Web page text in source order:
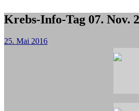
Krebs-Info-Tag 07. Nov.
25. Mai 2016